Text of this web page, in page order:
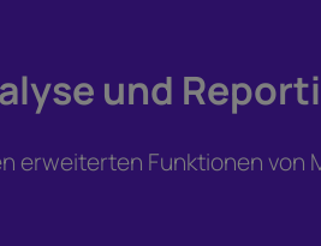
und
erweiterten Funktionen von